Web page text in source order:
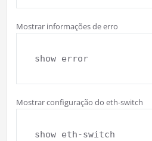
Mostrar informações de erro
show error
Mostrar configuração do eth-switch
show eth-switch